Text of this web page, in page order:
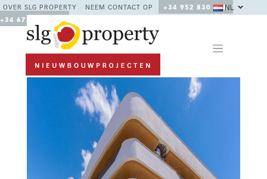
OVER SLG PROPERTY NEEM CONTACT OP
+34 952 830 378 /
+34 677 670 480
NL